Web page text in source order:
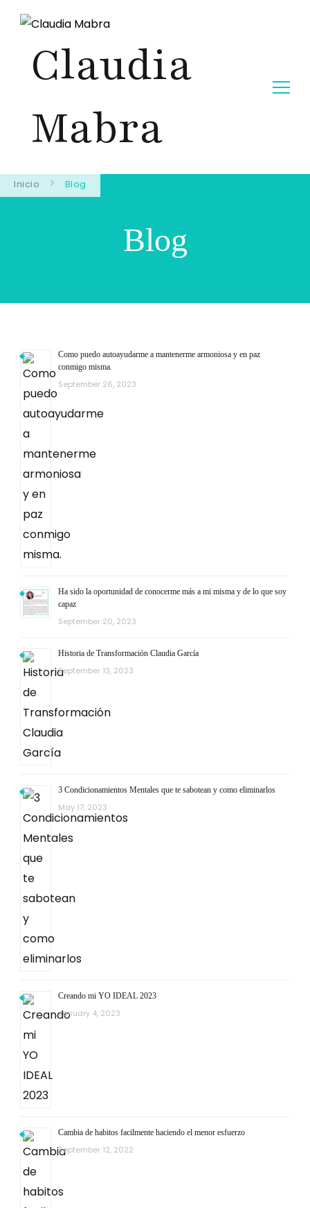
Claudia
Mabra
Inicio Blog
Blog
Como puedo autoayudarme a mantenerme armoniosa y en paz
conmigo misma.
September 26, 2023
Ha sido la oportunidad de conocerme más a mi misma y de lo que soy
capaz
September 20, 2023
Historia de Transformación Claudia García
September 13, 2023
3 Condicionamientos Mentales que te sabotean y como eliminarlos
May 17, 2023
Creando mi YO IDEAL 2023
January 4, 2023
Cambia de habitos facilmente haciendo el menor esfuerzo
September 12, 2022